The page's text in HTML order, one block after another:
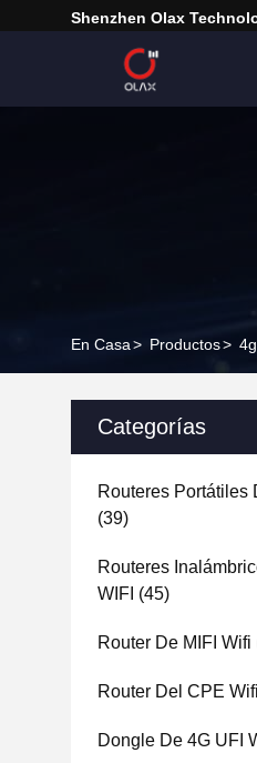
Shenzhen Olax
En Casa> Productos>
Categorías
Routeres Portátiles
(39)
Routeres
WIFI (45)
Router De MIFI Wifi
Router Del CPE Wifi
Dongle De 4G UFI